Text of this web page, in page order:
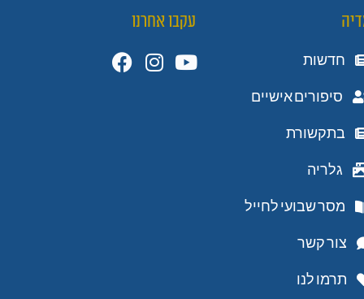
חדשות
סיפורים אישיים
בתקשורת
גלריה
מסר שבועי לחייל
צור קשר
תרמו לנו
עקבו אחרנו